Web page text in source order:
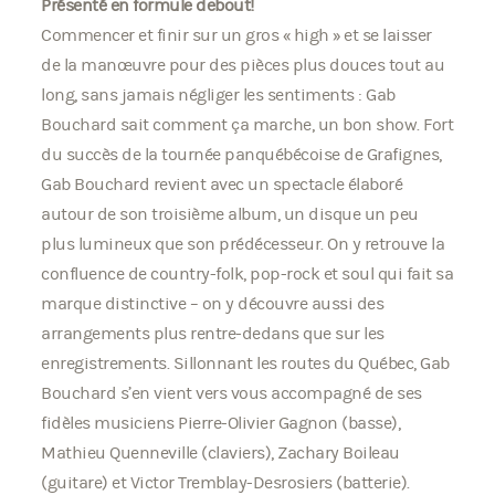
Présenté en formule debout!
Commencer et finir sur un gros « high » et se laisser
de la manœuvre pour des pièces plus douces tout au
long, sans jamais négliger les sentiments : Gab
Bouchard sait comment ça marche, un bon show. Fort
du succès de la tournée panquébécoise de Grafignes,
Gab Bouchard revient avec un spectacle élaboré
autour de son troisième album, un disque un peu
plus lumineux que son prédécesseur. On y retrouve la
confluence de country-folk, pop-rock et soul qui fait sa
marque distinctive – on y découvre aussi des
arrangements plus rentre-dedans que sur les
enregistrements. Sillonnant les routes du Québec, Gab
Bouchard s’en vient vers vous accompagné de ses
fidèles musiciens Pierre-Olivier Gagnon (basse),
Mathieu Quenneville (claviers), Zachary Boileau
(guitare) et Victor Tremblay-Desrosiers (batterie).